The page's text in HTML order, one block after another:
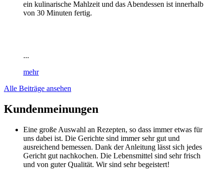
ein kulinarische Mahlzeit und das Abendessen ist innerhalb
von 30 Minuten fertig.
...
mehr
Alle Beiträge ansehen
Kundenmeinungen
Eine große Auswahl an Rezepten, so dass immer etwas für
uns dabei ist. Die Gerichte sind immer sehr gut und
ausreichend bemessen. Dank der Anleitung lässt sich jedes
Gericht gut nachkochen. Die Lebensmittel sind sehr frisch
und von guter Qualität. Wir sind sehr begeistert!